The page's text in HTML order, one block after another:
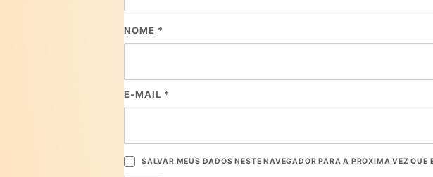
NOME *
E-MAIL *
SALVAR MEUS DADOS NESTE NAVEGADOR PARA A PRÓXIMA VEZ QUE